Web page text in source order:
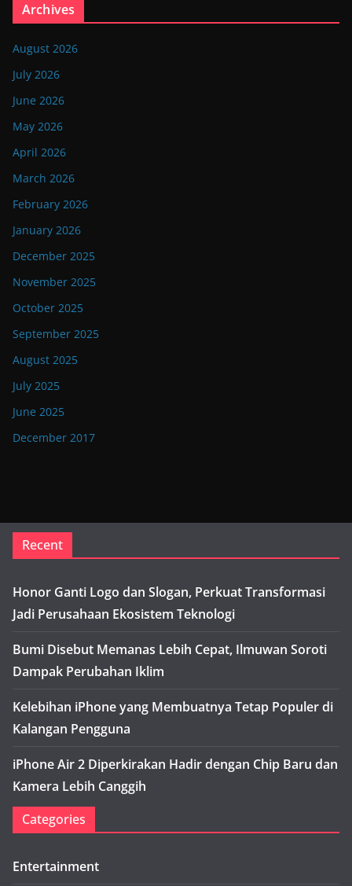
Archives
August 2026
July 2026
June 2026
May 2026
April 2026
March 2026
February 2026
January 2026
December 2025
November 2025
October 2025
September 2025
August 2025
July 2025
June 2025
December 2017
Recent
Honor Ganti Logo dan Slogan, Perkuat Transformasi
Jadi Perusahaan Ekosistem Teknologi
Bumi Disebut Memanas Lebih Cepat, Ilmuwan Soroti
Dampak Perubahan Iklim
Kelebihan iPhone yang Membuatnya Tetap Populer di
Kalangan Pengguna
iPhone Air 2 Diperkirakan Hadir dengan Chip Baru dan
Kamera Lebih Canggih
Categories
Entertainment